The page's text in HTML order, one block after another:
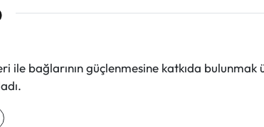
bağlarının güçlenmesine katkıda bulunmak